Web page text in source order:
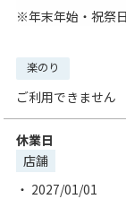
※年末年始・祝祭
楽のり
ご利用できません
休業日
店舗
2027/01/01